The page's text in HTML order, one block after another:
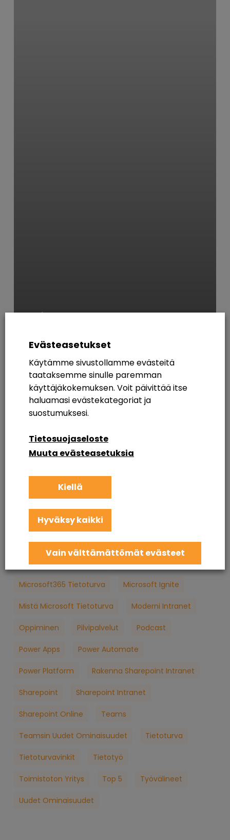
Yleinen
AVAINSANAT
365 Azure AD Breakout Rooms Digikuu
Etätyö Etätyöskentely
Intranet Intranetin Rakentaminen
Intranet Sharepoint Toteutus
KuuCast Loppukäyttäjän Tietoturva
M365 Konsultointi MFA
Microsoft 365 Microsoft 365 Apua
Microsoft 365 Jatkuva Palvelu
Microsoft 365 Koulutus Microsoft 365 Palvelut
Microsoft365 Tietoturva Microsoft Ignite
Mistä Microsoft Tietoturva Moderni Intranet
Oppiminen Pilvipalvelut Podcast
Power Apps Power Automate
Power Platform Rakenna Sharepoint Intranet
Sharepoint Sharepoint Intranet
Sharepoint Online Teams
Teamsin Uudet Ominaisuudet Tietoturva
Tietoturvavinkit Tietotyö
Toimistoton Yritys Top 5 Työvälineet
Uudet Ominaisuudet
Evästeasetukset
Käytämme sivustollamme evästeitä
taataksemme sinulle paremman
käyttäjäkokemuksen. Voit päivittää itse
haluamasi evästekategoriat ja
suostumuksesi.
Tietosuojaseloste
Muuta evästeasetuksia
Kiellä
Hyväksy kaikki
Vain välttämättömät evästeet